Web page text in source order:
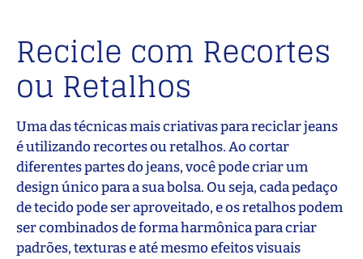
Recicle com Recortes
ou Retalhos
Uma das técnicas mais criativas para reciclar jeans
é utilizando recortes ou retalhos. Ao cortar
diferentes partes do jeans, você pode criar um
design único para a sua bolsa. Ou seja, cada pedaço
de tecido pode ser aproveitado, e os retalhos podem
ser combinados de forma harmônica para criar
padrões, texturas e até mesmo efeitos visuais